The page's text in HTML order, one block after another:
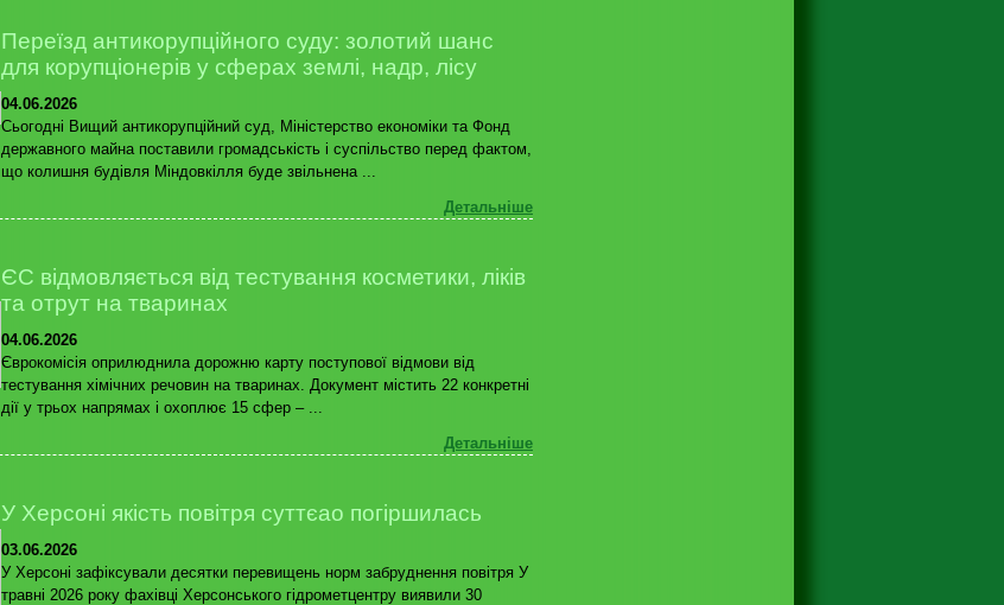
Переїзд антикорупційного суду: золотий шанс
для корупціонерів у сферах землі, надр, лісу
04.06.2026
Сьогодні Вищий антикорупційний суд, Міністерство економіки та Фонд
державного майна поставили громадськість і суспільство перед фактом,
що колишня будівля Міндовкілля буде звільнена ...
Детальніше
ЄС відмовляється від тестування косметики, ліків
та отрут на тваринах
04.06.2026
Єврокомісія оприлюднила дорожню карту поступової відмови від
тестування хімічних речовин на тваринах. Документ містить 22 конкретні
дії у трьох напрямах і охоплює 15 сфер – ...
Детальніше
У Херсоні якість повітря суттєао погіршилась
03.06.2026
У Херсоні зафіксували десятки перевищень норм забруднення повітря У
травні 2026 року фахівці Херсонського гідрометцентру виявили 30